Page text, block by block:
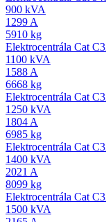
900 kVA
1299 A
5910 kg
Elektrocentrála Cat
1100 kVA
1588 A
6668 kg
Elektrocentrála Cat
1250 kVA
1804 A
6985 kg
Elektrocentrála Cat
1400 kVA
2021 A
8099 kg
Elektrocentrála Cat
1500 kVA